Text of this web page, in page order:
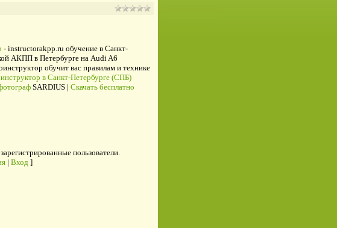
- instructorakpp.ru обучение в Санкт-
АКПП в Петербурге на Audi A6
обучит вас правилам и технике
в Санкт-Петербурге (СПБ)
SARDIUS | Скачать бесплатно
пользователи.
| Вход]